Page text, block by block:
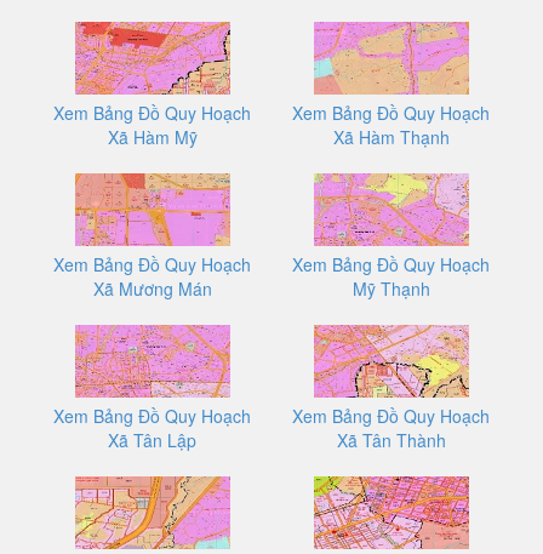
Xem Bảng Đồ Quy Hoạch
Xã Hàm Mỹ
Xem Bảng Đồ Quy Hoạch
Xã Hàm Thạnh
Xem Bảng Đồ Quy Hoạch
Xã Mương Mán
Xem Bảng Đồ Quy Hoạch
Mỹ Thạnh
Xem Bảng Đồ Quy Hoạch
Xã Tân Lập
Xem Bảng Đồ Quy Hoạch
Xã Tân Thành